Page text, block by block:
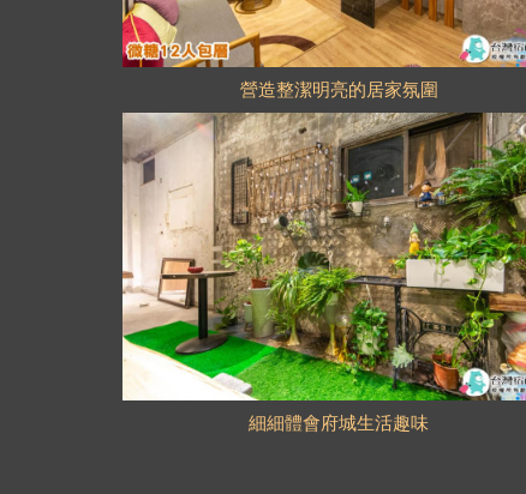
營造整潔明亮的居家氛圍
細細體會府城生活趣味